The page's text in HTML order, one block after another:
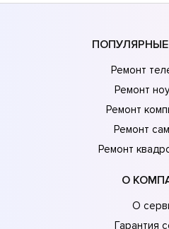
Ремонт
Ремонт
Ремонт
Ремонт
Ремонт
О
О
Гарантия